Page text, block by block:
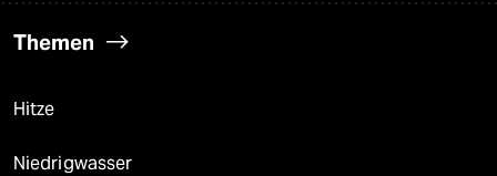
Themen
Hitze
Niedrigwasser